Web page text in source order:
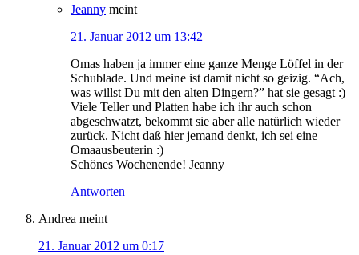
Jeanny meint
21. Januar 2012 um 13:42
Omas haben ja immer eine ganze Menge Löffel in der
Schublade. Und meine ist damit nicht so geizig. “Ach,
was willst Du mit den alten Dingern?” hat sie gesagt :)
Viele Teller und Platten habe ich ihr auch schon
abgeschwatzt, bekommt sie aber alle natürlich wieder
zurück. Nicht daß hier jemand denkt, ich sei eine
Omaausbeuterin :)
Schönes Wochenende! Jeanny
Antworten
Andrea meint
21. Januar 2012 um 0:17